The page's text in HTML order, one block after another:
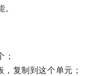
；
， 复制到这个单元；